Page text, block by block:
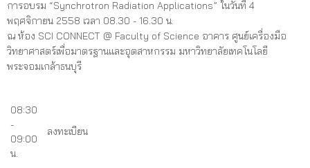
การอบรม “Synchrotron Radiation Applications” ในวันที่ 4
พฤศจิกายน 2558 เวลา 08.30 - 16.30 น.
ณ ห้อง SCI CONNECT @ Faculty of Science อาคาร ศูนย์เครื่องมือ
วิทยาศาสตร์เพื่อมาตรฐานและอุตสาหกรรม มหาวิทยาลัยเทคโนโลยี
พระจอมเกล้าธนบุรี
08:30
-
09:00
น.
ลงทะเบียน